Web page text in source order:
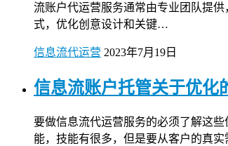
流账户代运营服务通常由专业团队提
式，优化创意设计和关键…
信息流代运营 2023年7月19日
信息流账户托管关于优化
要做信息流代运营服务的必须了解这
能，技能有很多，但是要从客户的真